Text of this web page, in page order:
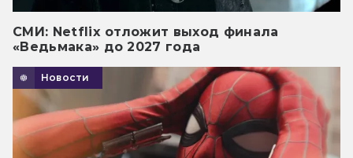
СМИ: Netflix отложит выход финала
«Ведьмака» до 2027 года
Новости